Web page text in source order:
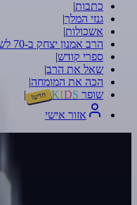
כתבות|
גנזי המלך|
אשכולות|
הרב אמנון יצחק ב-70 לשון
ספרי קודש|
שאל את הרב|
הכה את המומחה|
שופר
KIDS חדש! |
אזור אישי